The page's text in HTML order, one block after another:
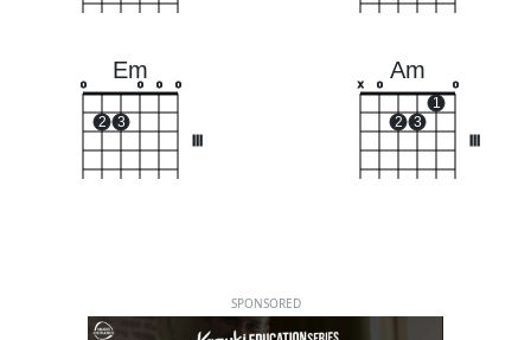
Em
o
2 3
o o o
Am
x o
2 3
1
o
SPONSORED